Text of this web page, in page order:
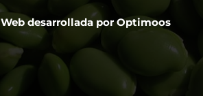
Web desarrollada porOptimoos